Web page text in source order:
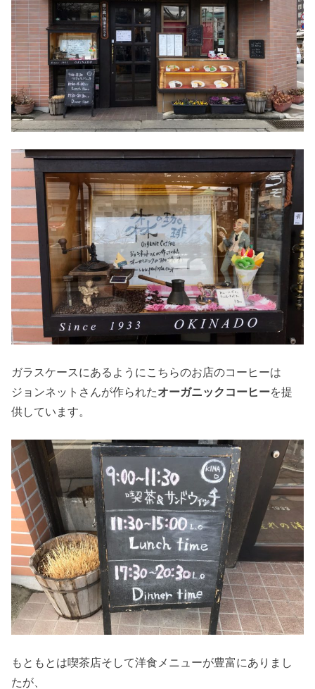
ガラスケースにあるようにこちらのお店のコーヒーは
ジョンネットさんが作られたオーガニックコーヒーを提
供しています。
もともとは喫茶店そして洋食メニューが豊富にありまし
たが、